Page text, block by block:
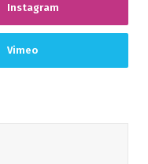
Instagram
Vimeo